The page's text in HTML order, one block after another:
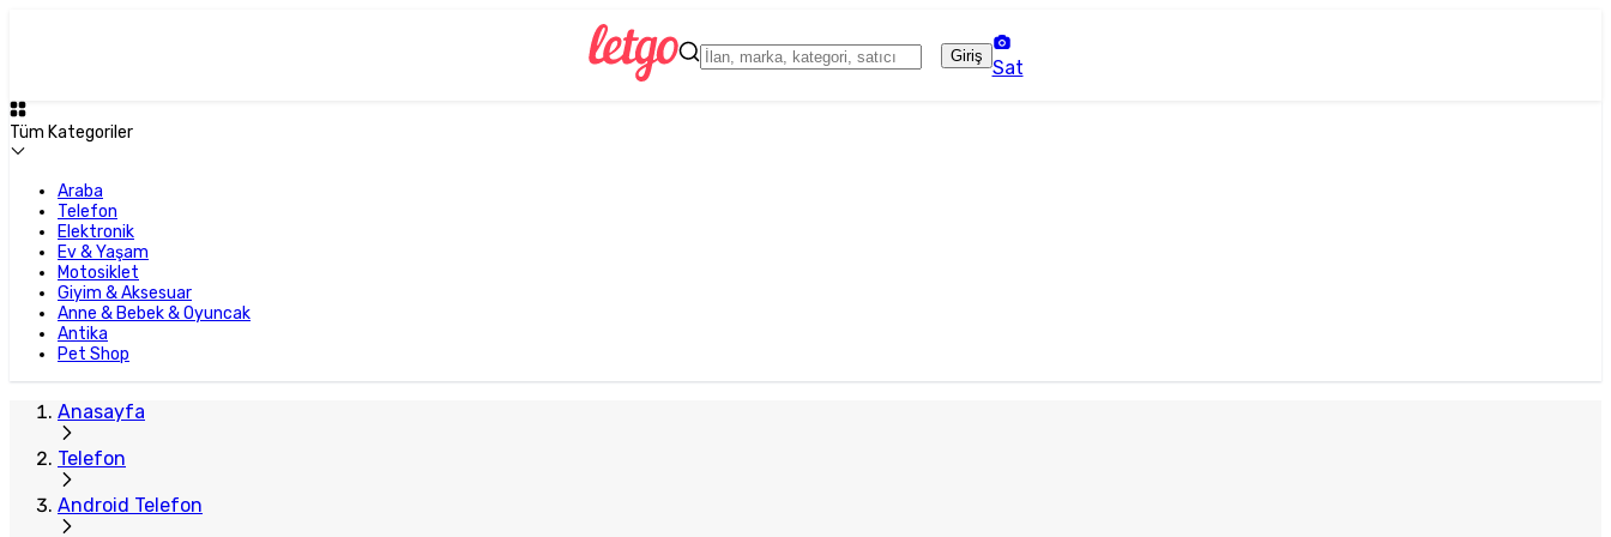
Giriş
Sat
Tüm Kategoriler
Araba
Telefon
Elektronik
Ev & Yaşam
Motosiklet
Giyim & Aksesuar
Anne & Bebek & Oyuncak
Antika
Pet Shop
Anasayfa
Telefon
Android Telefon